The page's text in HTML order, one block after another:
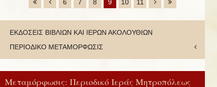
6 7 8 9 10 11
ΕΚΔΟΣΕΙΣ ΒΙΒΛΙΩΝ ΚΑΙ ΙΕΡΩΝ ΑΚΟΛΟΥΘΙΩΝ
ΠΕΡΙΟΔΙΚΟ ΜΕΤΑΜΟΡΦΩΣΙΣ
Μεταμόρφωσις: Περιοδικό Ιεράς Μητροπόλεως